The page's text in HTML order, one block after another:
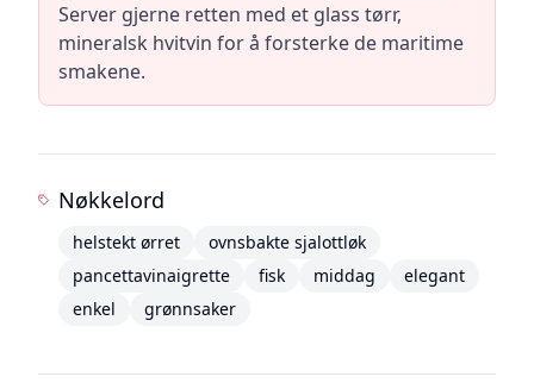
Server gjerne retten med et glass tørr,
mineralsk hvitvin for å forsterke de maritime
smakene.
Nøkkelord
helstekt ørret
ovnsbakte sjalottløk
pancettavinaigrette
fisk middag
elegant
enkel
grønnsaker